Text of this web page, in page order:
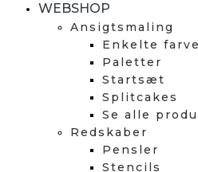
WEBSHOP
Ansigtsmaling
Enkelte
Paletter
Startsæt
Splitcakes
Se alle
Redskaber
Pensler
Stencils